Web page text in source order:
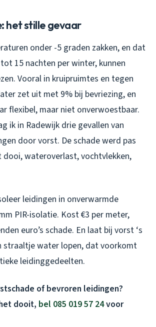
het stille gevaar
onder -5 graden zakken, en dat
15 nachten per winter, kunnen
Vooral in kruipruimtes en tegen
zet uit met 9% bij bevriezing, en
flexibel, maar niet onverwoestbaar.
ik in Radewijk drie gevallen van
door vorst. De schade werd pas
dooi, wateroverlast, vochtvlekken,
leidingen in onverwarmde
PIR-isolatie. Kost €3 per meter,
euro’s schade. En laat bij vorst ‘s
straaltje water lopen, dat voorkomt
leidinggedeelten.
of bevroren leidingen?
dooit, bel 085 019 57 24voor